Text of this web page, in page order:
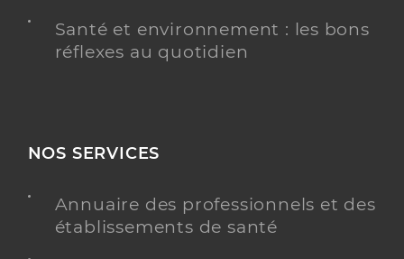
Santé et environnement : les bons
réflexes au quotidien
NOS SERVICES
Annuaire des professionnels et des
établissements de santé